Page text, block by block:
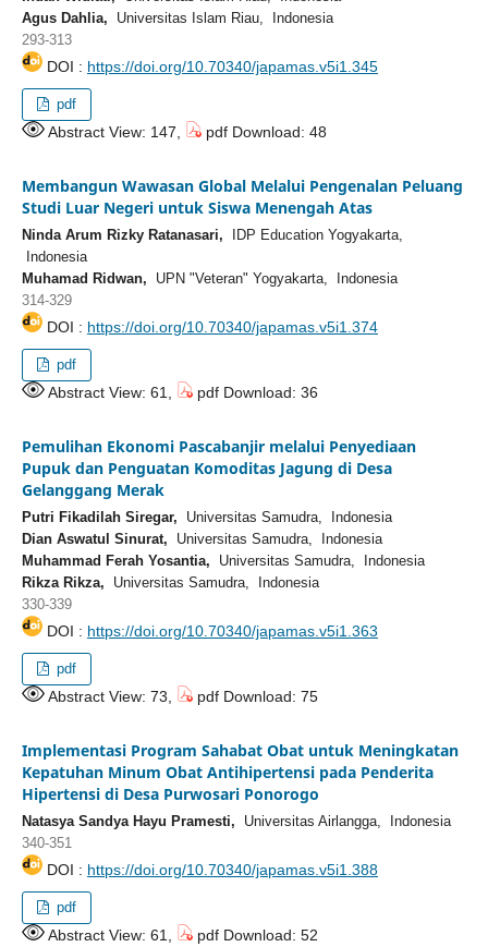
Agus Dahlia, Universitas Islam Riau, Indonesia
293-313
DOI : https://doi.org/10.70340/japamas.v5i1.345
pdf
Abstract View: 147, pdf Download: 48
Membangun Wawasan Global Melalui Pengenalan Peluang
Studi Luar Negeri untuk Siswa Menengah Atas
Ninda Arum Rizky Ratanasari, IDP Education Yogyakarta,
Indonesia
Muhamad Ridwan, UPN "Veteran" Yogyakarta, Indonesia
314-329
DOI : https://doi.org/10.70340/japamas.v5i1.374
pdf
Abstract View: 61, pdf Download: 36
Pemulihan Ekonomi Pascabanjir melalui Penyediaan
Pupuk dan Penguatan Komoditas Jagung di Desa
Gelanggang Merak
Putri Fikadilah Siregar, Universitas Samudra, Indonesia
Dian Aswatul Sinurat, Universitas Samudra, Indonesia
Muhammad Ferah Yosantia, Universitas Samudra, Indonesia
Rikza Rikza, Universitas Samudra, Indonesia
330-339
DOI : https://doi.org/10.70340/japamas.v5i1.363
pdf
Abstract View: 73, pdf Download: 75
Implementasi Program Sahabat Obat untuk Meningkatan
Kepatuhan Minum Obat Antihipertensi pada Penderita
Hipertensi di Desa Purwosari Ponorogo
Natasya Sandya Hayu Pramesti, Universitas Airlangga, Indonesia
340-351
DOI : https://doi.org/10.70340/japamas.v5i1.388
pdf
Abstract View: 61, pdf Download: 52